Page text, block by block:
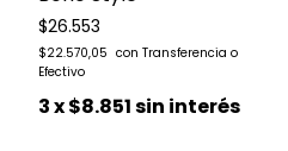
$26.553
$22.570,05
3x$8.851sin interés